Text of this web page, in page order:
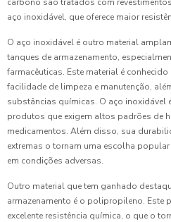
aço inoxidável, que oferece maior
O aço inoxidável é outro material
tanques de armazenamento,
farmacêuticas. Este material é
facilidade de limpeza e manutenção,
substâncias químicas. O aço inoxidável
produtos que exigem altos padrões de
medicamentos. Além disso, sua
extremas o tornam uma escolha
em condições adversas.
Outro material que tem ganhado
armazenamento é o polipropileno. Este
excelente resistência química, o que o